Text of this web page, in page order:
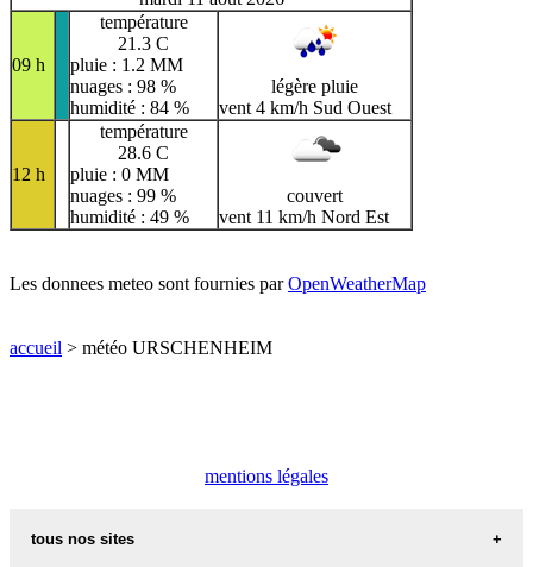
09 h
température
21.3 C
pluie : 1.2 MM
nuages : 98 %
humidité : 84 %
légère pluie
vent 4 km/h Sud Ouest
12 h
température
28.6 C
pluie : 0 MM
nuages : 99 %
humidité : 49 %
couvert
vent 11 km/h Nord Est
Les donnees meteo sont fournies parOpenWeatherMap
accueil > météo URSCHENHEIM
mentions légales
tous nos sites